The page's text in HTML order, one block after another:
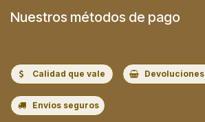
Nuestros métodos de pago
Calidad que vale Devoluciones
Envíos seguros